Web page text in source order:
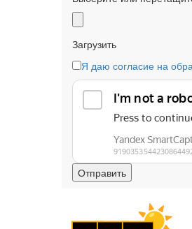
Загрузить
Я даю согласие на